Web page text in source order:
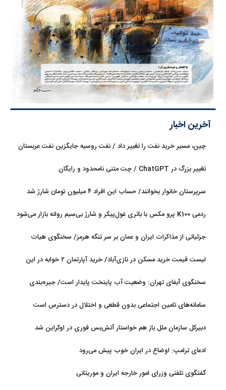
آخرین اخبار
چین، مسیر خرید نفت را تغییر داد / نفت روسیه جایگزین نفت عربستان
تغییر بزرگ در ChatGPT / چت متنی نامحدود و رایگان
سرپرستان خانوار بخوانند/ حساب این افراد ۴ میلیون تومان شارژ شد
ردمی K100 پرو مکس با باتری غول‌پیکر و شارژ بی‌سیم روانه بازار می‌شود
جزئیاتی از مذاکرات ایران و عمان بر سر تنگه هرمز/ سخنگوی هیات
لیست قیمت خرید مسکن در نازی‌آباد/ خرید آپارتمان ۲ خوابه در این
سخنگوی آبفای تهران: وضعیت آب پایتخت پایدار است/ جیره‌بندی
سامانه‌های تامین اجتماعی بدون قطعی و اختلال در دسترس است
دبیرکل سازمان ملل باز هم خواستار آتش‌بس فوری در اوکراین شد
ادعای ترامپ: اوضاع در ایران خوب پیش می‌رود
گفتگوی تلفنی وزرای امور خارجه ایران و موریتانی